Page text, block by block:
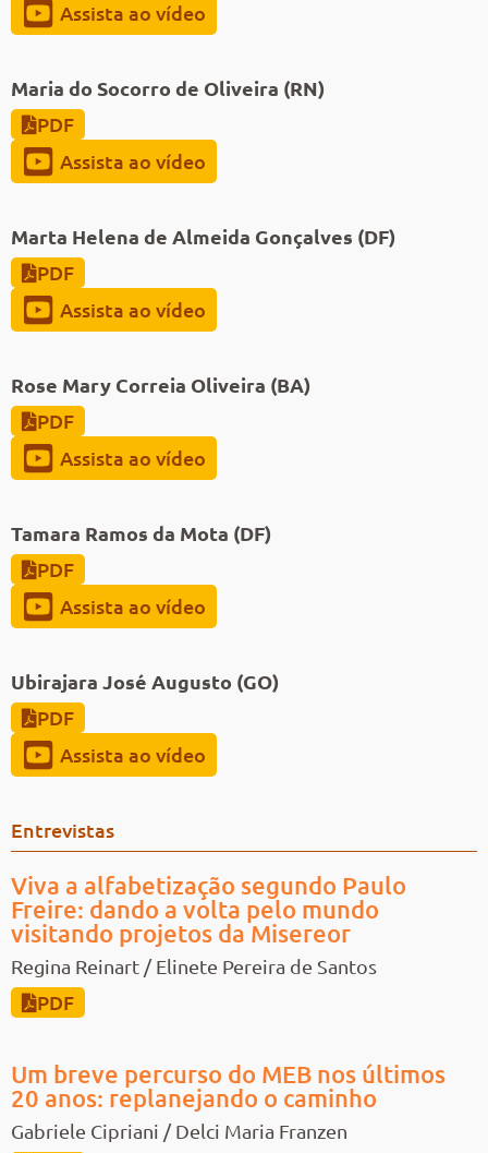
Assista ao vídeo
Maria do Socorro de Oliveira (RN)
PDF
Assista ao vídeo
Marta Helena de Almeida Gonçalves (DF)
PDF
Assista ao vídeo
Rose Mary Correia Oliveira (BA)
PDF
Assista ao vídeo
Tamara Ramos da Mota (DF)
PDF
Assista ao vídeo
Ubirajara José Augusto (GO)
PDF
Assista ao vídeo
Entrevistas
Viva a alfabetização segundo Paulo
Freire: dando a volta pelo mundo
visitando projetos da Misereor
Regina Reinart / Elinete Pereira de Santos
PDF
Um breve percurso do MEB nos últimos
20 anos: replanejando o caminho
Gabriele Cipriani / Delci Maria Franzen